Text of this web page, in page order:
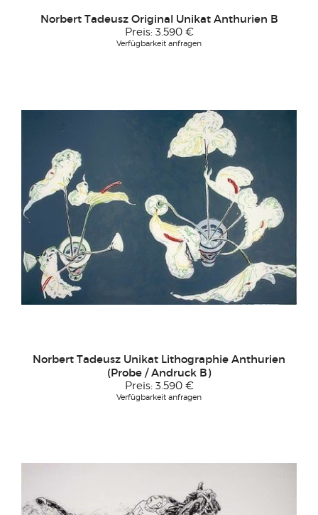
Norbert Tadeusz Original Unikat Anthurien B
Preis: 3.590 €
Verfügbarkeit anfragen
Norbert Tadeusz Unikat Lithographie Anthurien
(Probe / Andruck B)
Preis: 3.590 €
Verfügbarkeit anfragen